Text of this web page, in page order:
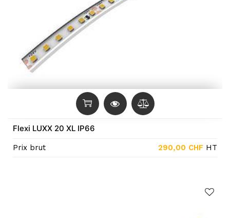
Flexi LUXX 20 XL IP66
Prix brut 290,00 CHF HT